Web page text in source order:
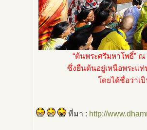
“ต้นพระศรีมหาโพธิ์”
ซึ่งยืนต้นอยู่เหนือพระแ
โดยได้ชื่อว่าเ
ที่มา : http://